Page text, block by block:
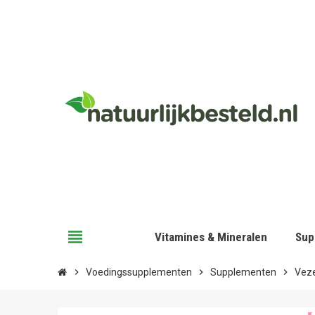
view_headline Vitamines & Mineralen
chevron_right Voedingssupplementen chevron_right Supplementen chevron_right